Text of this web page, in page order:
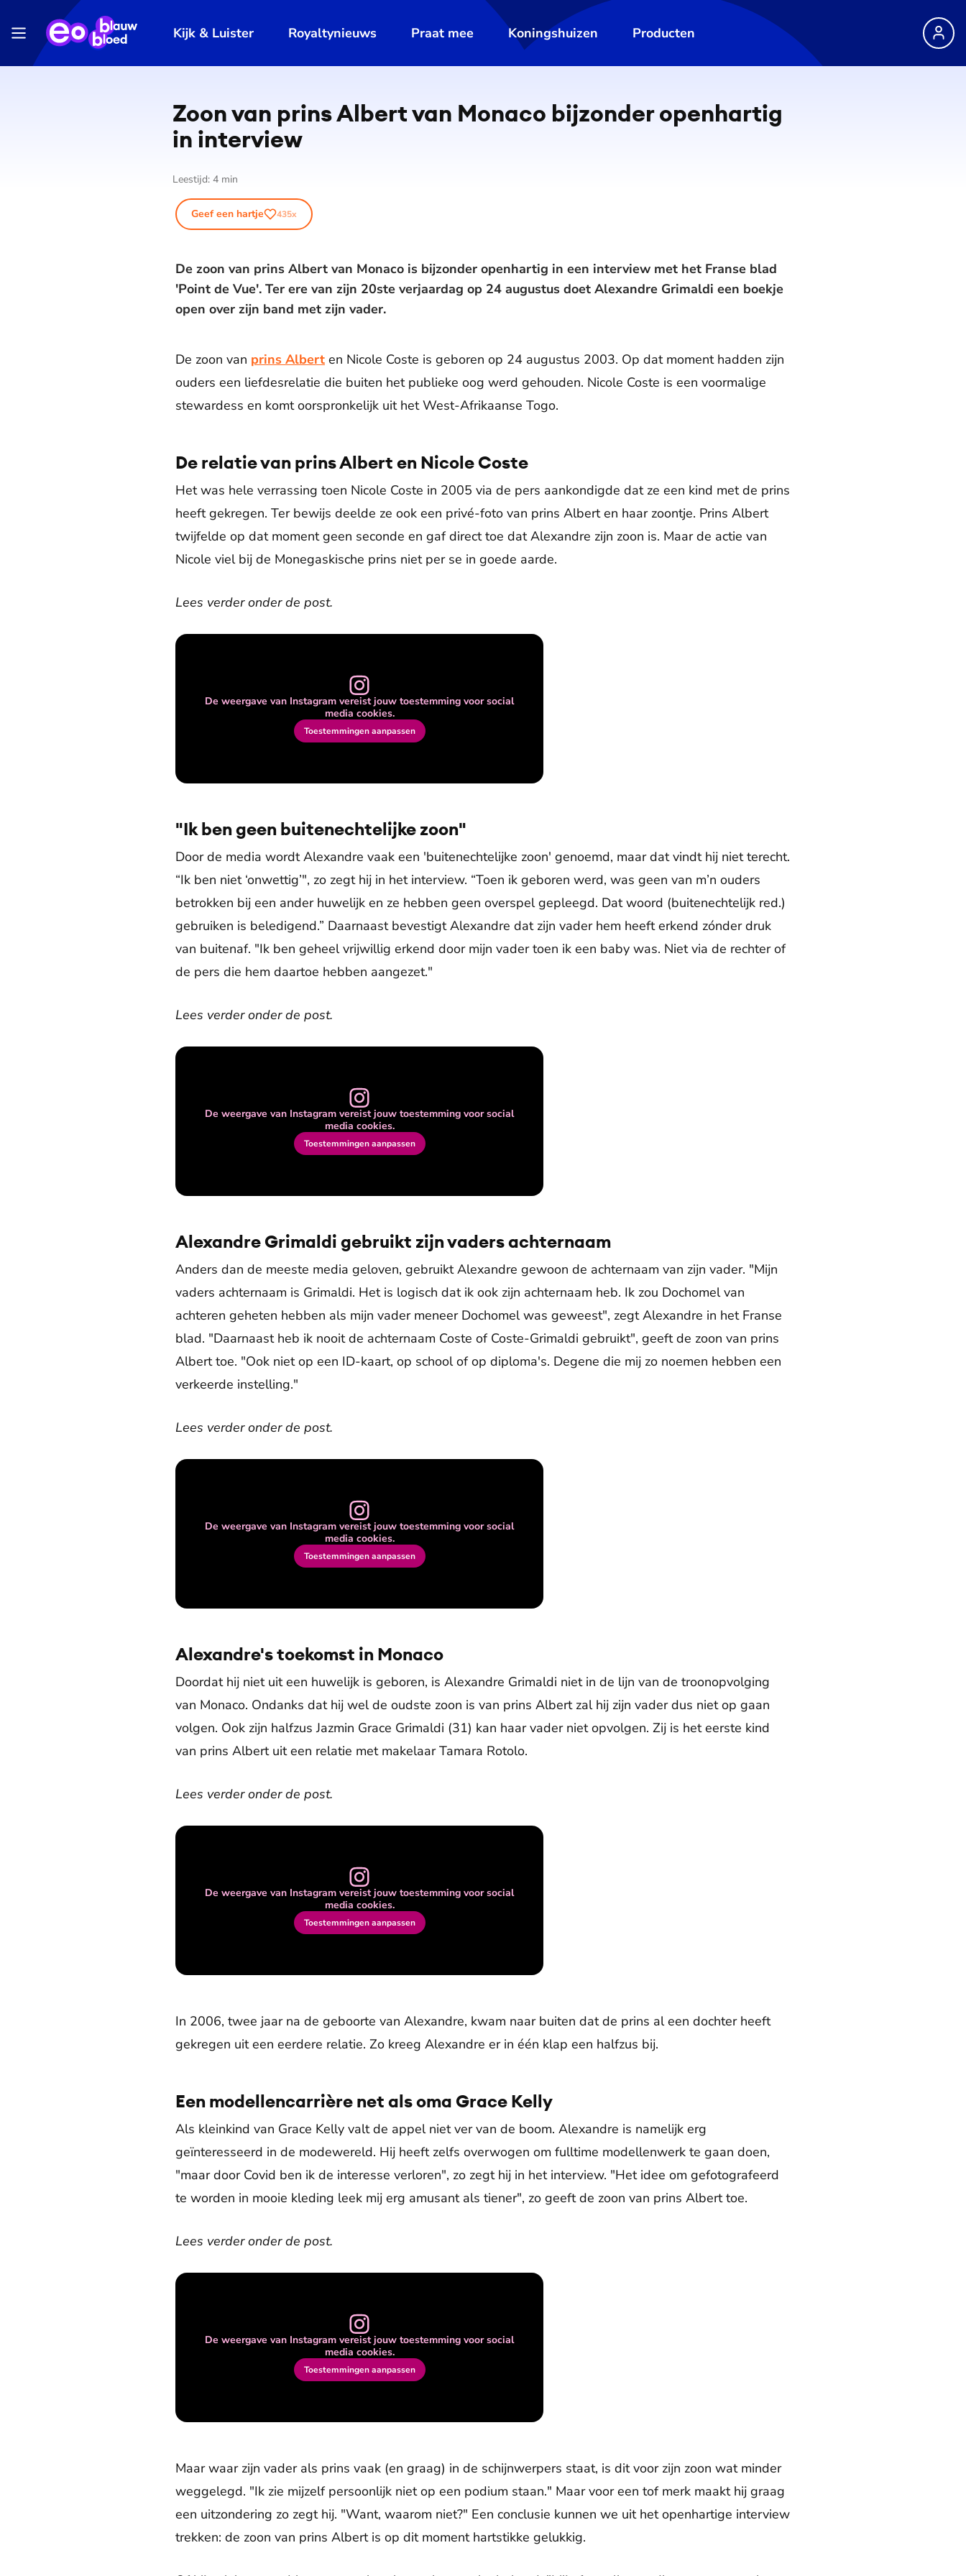
Kijk & Luister Royaltynieuws Praat mee Koningshuizen Producten
Zoon van prins Albert van Monaco bijzonder openhartig
in interview
Leestijd: 4 min
Geef een hartje 435x
De zoon van prins Albert van Monaco is bijzonder openhartig in een interview met het Franse blad
'Point de Vue'. Ter ere van zijn 20ste verjaardag op 24 augustus doet Alexandre Grimaldi een boekje
open over zijn band met zijn vader.
De zoon van prins Albert en Nicole Coste is geboren op 24 augustus 2003. Op dat moment hadden zijn
ouders een liefdesrelatie die buiten het publieke oog werd gehouden. Nicole Coste is een voormalige
stewardess en komt oorspronkelijk uit het West-Afrikaanse Togo.
De relatie van prins Albert en Nicole Coste
Het was hele verrassing toen Nicole Coste in 2005 via de pers aankondigde dat ze een kind met de prins
heeft gekregen. Ter bewijs deelde ze ook een privé-foto van prins Albert en haar zoontje. Prins Albert
twijfelde op dat moment geen seconde en gaf direct toe dat Alexandre zijn zoon is. Maar de actie van
Nicole viel bij de Monegaskische prins niet per se in goede aarde.
Lees verder onder de post.
De weergave van Instagram vereist jouw toestemming voor social
media cookies.
Toestemmingen aanpassen
"Ik ben geen buitenechtelijke zoon"
Door de media wordt Alexandre vaak een 'buitenechtelijke zoon' genoemd, maar dat vindt hij niet terecht.
“Ik ben niet ‘onwettig’", zo zegt hij in het interview. “Toen ik geboren werd, was geen van m’n ouders
betrokken bij een ander huwelijk en ze hebben geen overspel gepleegd. Dat woord (buitenechtelijk red.)
gebruiken is beledigend.” Daarnaast bevestigt Alexandre dat zijn vader hem heeft erkend zónder druk
van buitenaf. "Ik ben geheel vrijwillig erkend door mijn vader toen ik een baby was. Niet via de rechter of
de pers die hem daartoe hebben aangezet."
Lees verder onder de post.
De weergave van Instagram vereist jouw toestemming voor social
media cookies.
Toestemmingen aanpassen
Alexandre Grimaldi gebruikt zijn vaders achternaam
Anders dan de meeste media geloven, gebruikt Alexandre gewoon de achternaam van zijn vader. "Mijn
vaders achternaam is Grimaldi. Het is logisch dat ik ook zijn achternaam heb. Ik zou Dochomel van
achteren geheten hebben als mijn vader meneer Dochomel was geweest", zegt Alexandre in het Franse
blad. "Daarnaast heb ik nooit de achternaam Coste of Coste-Grimaldi gebruikt", geeft de zoon van prins
Albert toe. "Ook niet op een ID-kaart, op school of op diploma's. Degene die mij zo noemen hebben een
verkeerde instelling."
Lees verder onder de post.
De weergave van Instagram vereist jouw toestemming voor social
media cookies.
Toestemmingen aanpassen
Alexandre's toekomst in Monaco
Doordat hij niet uit een huwelijk is geboren, is Alexandre Grimaldi niet in de lijn van de troonopvolging
van Monaco. Ondanks dat hij wel de oudste zoon is van prins Albert zal hij zijn vader dus niet op gaan
volgen. Ook zijn halfzus Jazmin Grace Grimaldi (31) kan haar vader niet opvolgen. Zij is het eerste kind
van prins Albert uit een relatie met makelaar Tamara Rotolo.
Lees verder onder de post.
De weergave van Instagram vereist jouw toestemming voor social
media cookies.
Toestemmingen aanpassen
In 2006, twee jaar na de geboorte van Alexandre, kwam naar buiten dat de prins al een dochter heeft
gekregen uit een eerdere relatie. Zo kreeg Alexandre er in één klap een halfzus bij.
Een modellencarrière net als oma Grace Kelly
Als kleinkind van Grace Kelly valt de appel niet ver van de boom. Alexandre is namelijk erg
geïnteresseerd in de modewereld. Hij heeft zelfs overwogen om fulltime modellenwerk te gaan doen,
"maar door Covid ben ik de interesse verloren", zo zegt hij in het interview. "Het idee om gefotografeerd
te worden in mooie kleding leek mij erg amusant als tiener", zo geeft de zoon van prins Albert toe.
Lees verder onder de post.
De weergave van Instagram vereist jouw toestemming voor social
media cookies.
Toestemmingen aanpassen
Maar waar zijn vader als prins vaak (en graag) in de schijnwerpers staat, is dit voor zijn zoon wat minder
weggelegd. "Ik zie mijzelf persoonlijk niet op een podium staan." Maar voor een tof merk maakt hij graag
een uitzondering zo zegt hij. "Want, waarom niet?" Een conclusie kunnen we uit het openhartige interview
trekken: de zoon van prins Albert is op dit moment hartstikke gelukkig.